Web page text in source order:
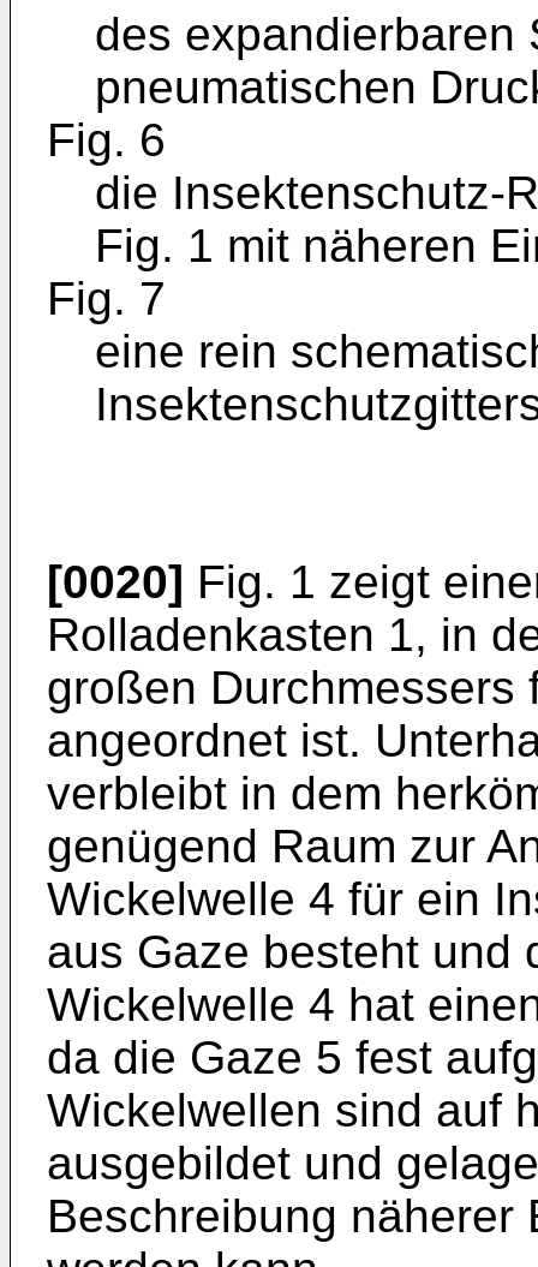
des expandierbaren
pneumatischen
Fig. 6
die Insektenschutz-
Fig. 1 mit näheren
Fig. 7
eine rein
[0020] Fig. 1 zeigt
Rolladenkasten 1, in
großen Durchmessers
angeordnet ist.
verbleibt in dem
genügend Raum zur
Wickelwelle 4 für ein
aus Gaze besteht und
Wickelwelle 4 hat
da die Gaze 5 fest
Wickelwellen sind auf
ausgebildet und
Beschreibung näherer